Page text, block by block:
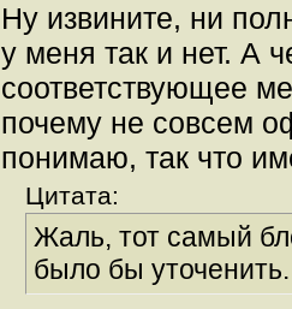
Ну извините, ни
у меня так и нет. А
соответствующее
почему не совсем
понимаю, так что
Цитата:
Жаль, тот самый
было бы уточенить.